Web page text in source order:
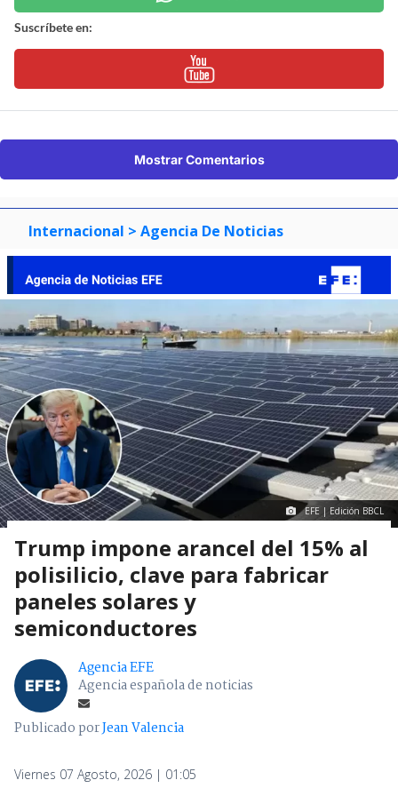
Suscríbete en:
Mostrar Comentarios
Internacional > Agencia De Noticias
EFE | Edición BBCL
Trump impone arancel del 15% al
polisilicio, clave para fabricar
paneles solares y
semiconductores
Agencia EFE
Agencia española de noticias
Publicado porJean Valencia
Viernes 07 Agosto, 2026 | 01:05